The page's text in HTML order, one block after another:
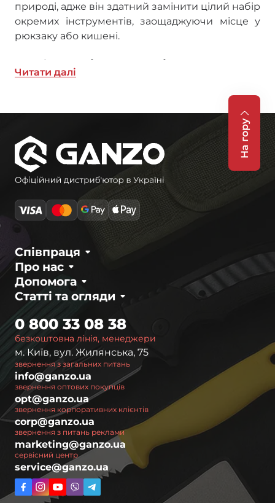
природі, адже він здатний замінити цілий набір
окремих інструментів, заощаджуючи місце у
рюкзаку або кишені.​
Особливості мультитулів Ganzo
Мультитули Ganzo – ідеальний вибір для
інструмент у будь-якій ситуації. Ці
багатофункціональні інструменти
вирізняються продуманою ергономікою,
якісними матеріалами та довговічною
конструкцією, що робить їх затребуваними як у
повсякденному житті, так і в екстремальних
умовах. Кожна модель мультитула Ganzo
розробляється з урахуванням практичних
потреб користувачів, тому поєднує
оптимальний набір інструментів для
конкретних завдань.​
Багатофункціональність.
Мультитул Ganzo
можна купити з широким набором
інструментів в одному компактному корпусі.
Вони включають:​
Ножі​
Плоскогубці​
Відкривачки для пляшок та консервних
банок​
Пили​
Біти для гвинтів​
Якість матеріалів.Ganzo використовує
високоякісні матеріали, такі як нержавіюча
сталь, що забезпечує довговічність та стійкість
Читати далi
На гору
Про нас
Співпраця
Статті та огляди
Допомога
безкоштовна лінія, менеджери
0 800 33 08 38
м. Київ, вул. Жилянська, 75
звернення з загальних питань
info@ganzo.ua
звернення оптових покупців
opt@ganzo.ua
звернення корпоративних клієнтів
corp@ganzo.ua
звернення з питань реклами
marketing@ganzo.ua
сервісний центр
service@ganzo.ua